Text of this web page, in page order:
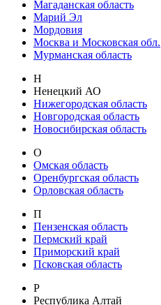
Магаданская область
Марий Эл
Мордовия
Москва и Московская обл.
Мурманская область
Н
Ненецкий АО
Нижегородская область
Новгородская область
Новосибирская область
О
Омская область
Оренбургская область
Орловская область
П
Пензенская область
Пермский край
Приморский край
Псковская область
Р
Республика Алтай